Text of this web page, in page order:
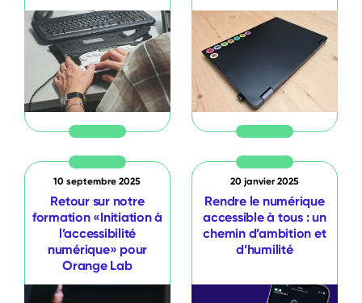
10 septembre 2025
Retour sur notre
formation «Initiation à
l’accessibilité
numérique» pour
Orange Lab
20 janvier 2025
Rendre le numérique
accessible à tous : un
chemin d’ambition et
d’humilité